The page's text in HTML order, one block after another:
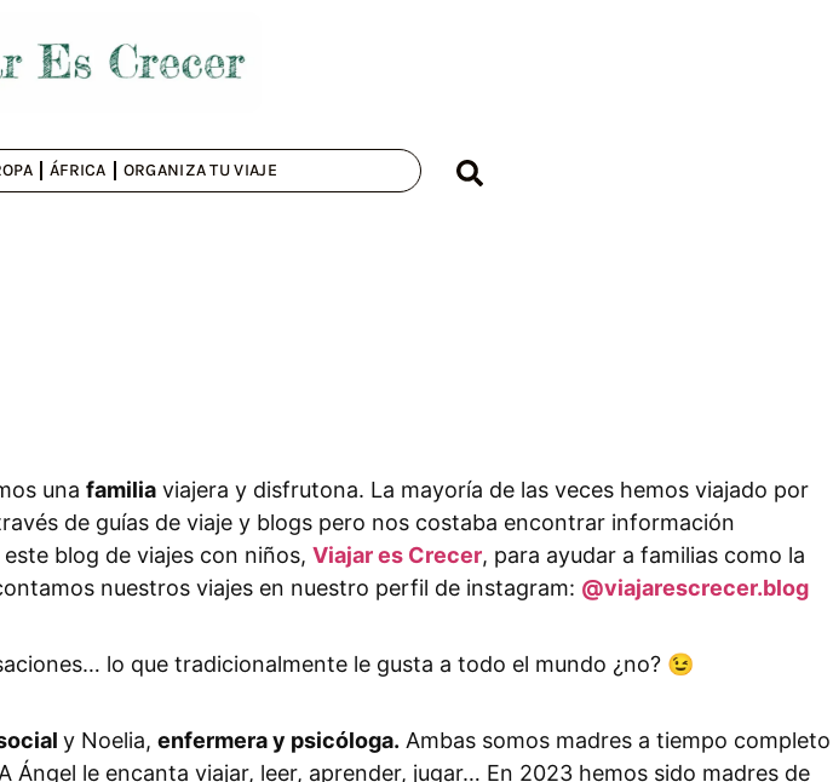
ÁFRICA ORGANIZA TU VIAJE
una familia viajera y disfrutona. La mayoría de las veces hemos viajado por
de guías de viaje y blogs pero nos costaba encontrar información
blog de viajes con niños, Viajar es Crecer, para ayudar a familias como la
nuestros viajes en nuestro perfil de instagram: @viajarescrecer.blog
lo que tradicionalmente le gusta a todo el mundo ¿no? 😉
y Noelia, enfermera y psicóloga. Ambas somos madres a tiempo completo
le encanta viajar, leer, aprender, jugar… En 2023 hemos sido madres de